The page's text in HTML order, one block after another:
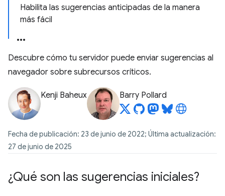
Habilita las sugerencias anticipadas de la manera
más fácil
Descubre cómo tu servidor puede enviar sugerencias al
navegador sobre subrecursos críticos.
Kenji Baheux Barry Pollard
Fecha de publicación: 23 de junio de 2022; Última actualización:
27 de junio de 2025
¿Qué son las sugerencias iniciales?